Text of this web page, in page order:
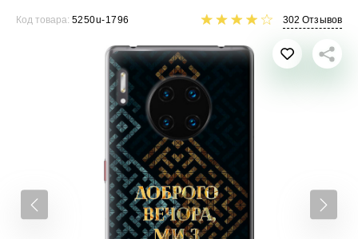
Код товара: 5250u-1796 302 Отзывов